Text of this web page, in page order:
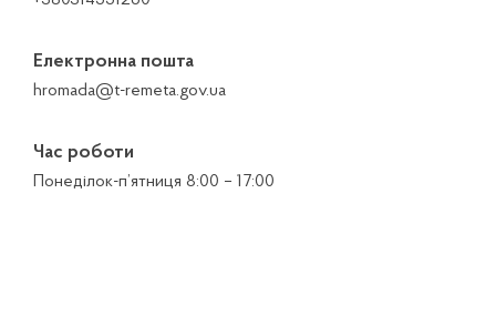
Електронна пошта
hromada@t-remeta.gov.ua
Час роботи
Понеділок-п’ятниця 8:00 – 17:00